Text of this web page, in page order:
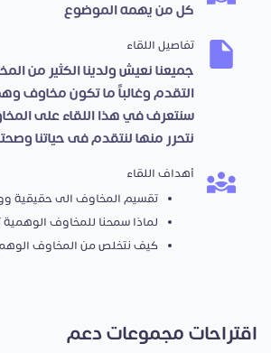
كل من يهمه الموضوع
تفاصيل اللقاء
جميعنا نعيش ولدينا الكثير من
التقدم وغالباً ما تكون مخاوف
سنتعرف في هذا اللقاء على
نتحرر منها لنتقدم فى حياتنا
أهداف اللقاء
تقسيم المخاوف الى حقيقية
لماذا سمحنا للمخاوف الوهمية
كيف نتخلص من المخاوف
اقتراحات مجموعات دعم